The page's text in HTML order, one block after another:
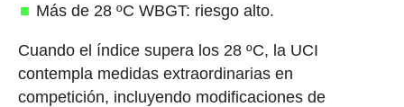
Más de 28 ºC WBGT: riesgo alto.
Cuando el índice supera los 28 ºC, la UCI
contempla medidas extraordinarias en
competición, incluyendo modificaciones de